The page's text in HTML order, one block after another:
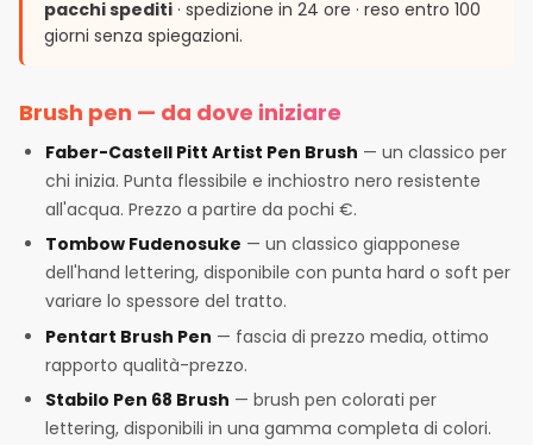
pacchi spediti · spedizione in 24 ore · reso entro 100
giorni senza spiegazioni.
Brush pen — da dove iniziare
Faber-Castell Pitt Artist Pen Brush — un classico per
chi inizia. Punta flessibile e inchiostro nero resistente
all'acqua. Prezzo a partire da pochi €.
Tombow Fudenosuke — un classico giapponese
dell'hand lettering, disponibile con punta hard o soft per
variare lo spessore del tratto.
Pentart Brush Pen — fascia di prezzo media, ottimo
rapporto qualità-prezzo.
Stabilo Pen 68 Brush — brush pen colorati per
lettering, disponibili in una gamma completa di colori.